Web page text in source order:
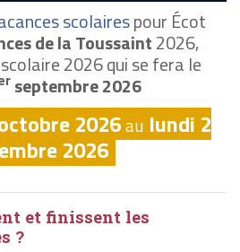
scolairespour Écot
de la Toussaint2026,
2026 qui se fera le
septembre 2026
2026au lundi 2
2026
et finissent les
?